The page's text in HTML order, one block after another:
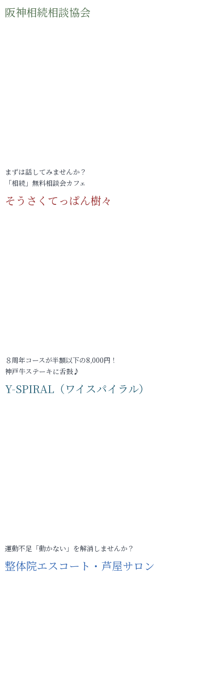
阪神相続相談協会
まずは話してみませんか？
「相続」無料相談会カフェ
そうさくてっぱん樹々
８周年コースが半額以下の8,000円！
神戸牛ステーキに舌鼓♪
Y-SPIRAL（ワイスパイラル）
運動不足「動かない」を解消しませんか？
整体院エスコート・芦屋サロン